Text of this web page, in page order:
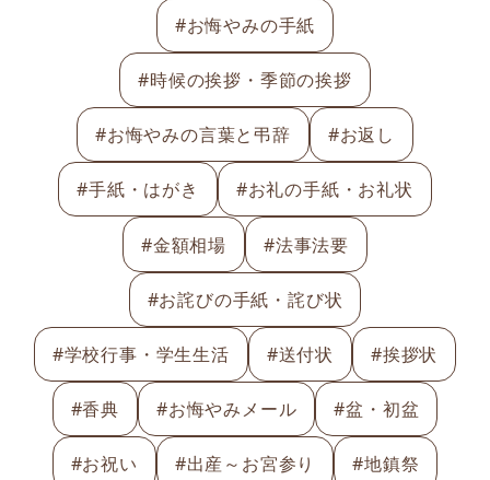
#お悔やみの手紙
#時候の挨拶・季節の挨拶
#お悔やみの言葉と弔辞 #お返し
#手紙・はがき #お礼の手紙・お礼状
#金額相場 #法事法要
#お詫びの手紙・詫び状
#学校行事・学生生活 #送付状 #挨拶状
#香典 #お悔やみメール #盆・初盆
#お祝い #出産～お宮参り #地鎮祭